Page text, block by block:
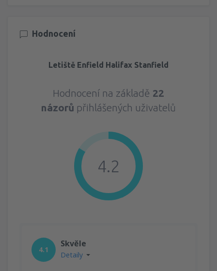
Hodnocení
Letiště Enfield Halifax Stanfield
Hodnocení na základě 22
názorů přihlášených uživatelů
4.2
4.1
Skvěle
Detaily